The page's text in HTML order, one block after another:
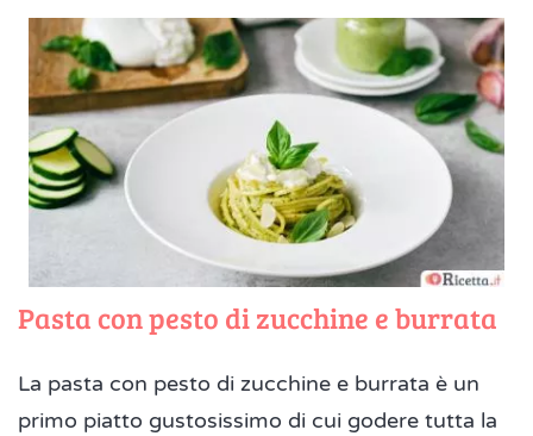
Pasta con pesto di zucchine e burrata
La pasta con pesto di zucchine e burrata è un
primo piatto gustosissimo di cui godere tutta la